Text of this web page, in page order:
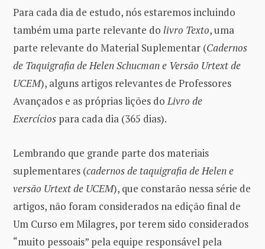
Para cada dia de estudo, nós estaremos incluindo
também uma parte relevante do livro Texto, uma
parte relevante do Material Suplementar (Cadernos
de Taquigrafia de Helen Schucman e Versão Urtext de
UCEM), alguns artigos relevantes de Professores
Avançados e as próprias lições doLivro de
Exercícios para cada dia (365 dias).
Lembrando que grande parte dos materiais
suplementares (cadernos de taquigrafia de Helen e
versão Urtext de UCEM), que constarão nessa série de
artigos, não foram considerados na edição final de
Um Curso em Milagres, por terem sido considerados
“muito pessoais” pela equipe responsável pela